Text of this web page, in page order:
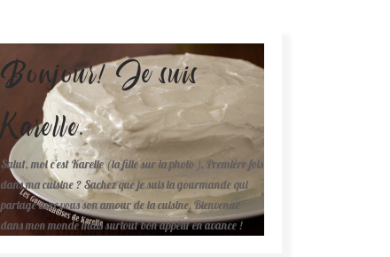
Bonjour! Je suis
Karelle.
Salut, moi c'est Karelle (la fille sur la photo ). Première fois
dans ma cuisine ? Sachez que je suis la gourmande qui
partage avec vous son amour de la cuisine. Bienvenue
dans mon monde mais surtout bon appétit en avance !